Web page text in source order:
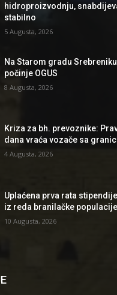
hidroproizvodnju,
stabilno
5 Augusta, 2026
Na Starom gradu
počinje OGUS
8 Augusta, 2026
Kriza za bh. prevoznike:
dana vraća vozače sa
4 Augusta, 2026
Uplaćena prva rata
iz reda branilačke populacije
10 Augusta, 2026